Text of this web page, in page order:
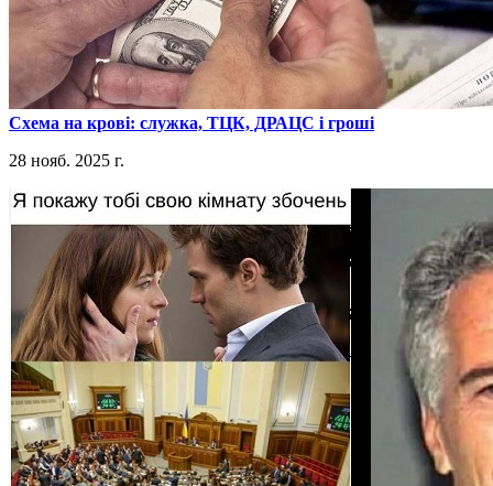
​Схема на крові: служка, ТЦК, ДРАЦС і гроші
28 нояб. 2025 г.